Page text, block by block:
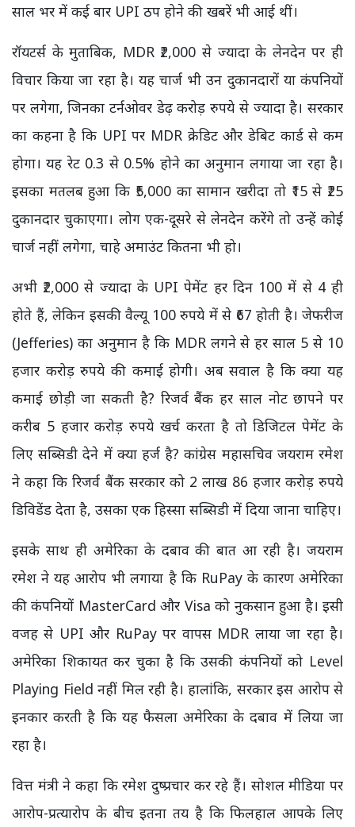
साल भर में कई बार UPI ठप होने की खबरें भी आई थीं।
रॉयटर्स के मुताबिक, MDR ₹2,000 से ज्यादा के लेनदेन पर ही
विचार किया जा रहा है। यह चार्ज भी उन दुकानदारों या कंपनियों
पर लगेगा, जिनका टर्नओवर डेढ़ करोड़ रुपये से ज्यादा है। सरकार
का कहना है कि UPI पर MDR क्रेडिट और डेबिट कार्ड से कम
होगा। यह रेट 0.3 से 0.5% होने का अनुमान लगाया जा रहा है।
इसका मतलब हुआ कि ₹5,000 का सामान खरीदा तो ₹15 से ₹25
दुकानदार चुकाएगा। लोग एक-दूसरे से लेनदेन करेंगे तो उन्हें कोई
चार्ज नहीं लगेगा, चाहे अमाउंट कितना भी हो।
अभी ₹2,000 से ज्यादा के UPI पेमेंट हर दिन 100 में से 4 ही
होते हैं, लेकिन इसकी वैल्यू 100 रुपये में से ₹67 होती है। जेफरीज
(Jefferies) का अनुमान है कि MDR लगने से हर साल 5 से 10
हजार करोड़ रुपये की कमाई होगी। अब सवाल है कि क्या यह
कमाई छोड़ी जा सकती है? रिजर्व बैंक हर साल नोट छापने पर
करीब 5 हजार करोड़ रुपये खर्च करता है तो डिजिटल पेमेंट के
लिए सब्सिडी देने में क्या हर्ज है? कांग्रेस महासचिव जयराम रमेश
ने कहा कि रिजर्व बैंक सरकार को 2 लाख 86 हजार करोड़ रुपये
डिविडेंड देता है, उसका एक हिस्सा सब्सिडी में दिया जाना चाहिए।
इसके साथ ही अमेरिका के दबाव की बात आ रही है। जयराम
रमेश ने यह आरोप भी लगाया है कि RuPay के कारण अमेरिका
की कंपनियों MasterCard और Visa को नुकसान हुआ है। इसी
वजह से UPI और RuPay पर वापस MDR लाया जा रहा है।
अमेरिका शिकायत कर चुका है कि उसकी कंपनियों को Level
Playing Field नहीं मिल रही है। हालांकि, सरकार इस आरोप से
इनकार करती है कि यह फैसला अमेरिका के दबाव में लिया जा
रहा है।
वित्त मंत्री ने कहा कि रमेश दुष्प्रचार कर रहे हैं। सोशल मीडिया पर
आरोप-प्रत्यारोप के बीच इतना तय है कि फिलहाल आपके लिए